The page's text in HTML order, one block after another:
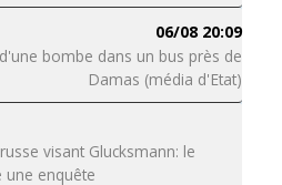
06/08 20:09
bombe dans un bus près de
Damas (média d'Etat)
visant Glucksmann: le
une enquête